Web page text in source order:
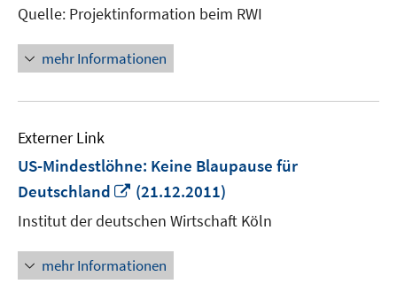
Quelle: Projektinformation beim RWI
mehr Informationen
Externer Link
US-Mindestlöhne: Keine Blaupause für
Deutschland
In
neuem
Fenster
öffnen
(21.12.2011)
Institut der deutschen Wirtschaft Köln
mehr Informationen